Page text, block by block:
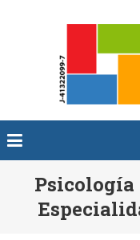
Psicología